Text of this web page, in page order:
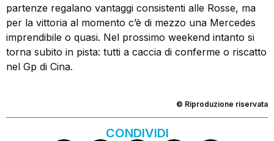
partenze regalano vantaggi consistenti alle Rosse, ma
per la vittoria al momento c’è di mezzo una Mercedes
imprendibile o quasi. Nel prossimo weekend intanto si
torna subito in pista: tutti a caccia di conferme o riscatto
nel Gp di Cina.
© Riproduzione riservata
CONDIVIDI